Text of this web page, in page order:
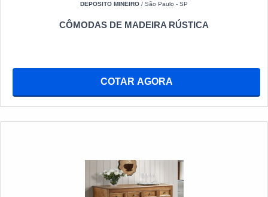
DEPOSITO MINEIRO / São Paulo - SP
CÔMODAS DE MADEIRA RÚSTICA
COTAR AGORA